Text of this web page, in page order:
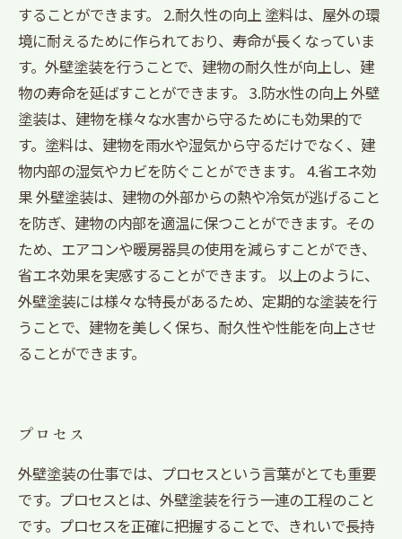
することができます。 2.耐久性の向上 塗料は、屋外の環
境に耐えるために作られており、寿命が長くなっていま
す。外壁塗装を行うことで、建物の耐久性が向上し、建
物の寿命を延ばすことができます。 3.防水性の向上 外壁
塗装は、建物を様々な水害から守るためにも効果的で
す。塗料は、建物を雨水や湿気から守るだけでなく、建
物内部の湿気やカビを防ぐことができます。 4.省エネ効
果 外壁塗装は、建物の外部からの熱や冷気が逃げること
を防ぎ、建物の内部を適温に保つことができます。その
ため、エアコンや暖房器具の使用を減らすことができ、
省エネ効果を実感することができます。 以上のように、
外壁塗装には様々な特長があるため、定期的な塗装を行
うことで、建物を美しく保ち、耐久性や性能を向上させ
ることができます。
プロセス
外壁塗装の仕事では、プロセスという言葉がとても重要
です。プロセスとは、外壁塗装を行う一連の工程のこと
です。プロセスを正確に把握することで、きれいで長持